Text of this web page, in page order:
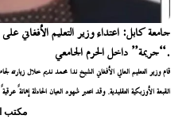
جامعة كابل: اعتداء وزير التعليم الأفغاني
“جريمة” داخل الحرم الجامعي.
قام وزير التعليم العالي الأفغاني الشيخ ندا محمد نديم خلال
القبعة الأوزبكية التقليدية. وقد اعتبر شهود العيان الحادثة إهانةً
مكتب